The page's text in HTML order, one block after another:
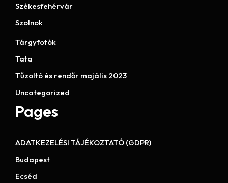
Székesfehérvár
Szolnok
Tárgyfotók
Tata
Tűzoltó és rendőr majális 2023
Uncategorized
Pages
ADATKEZELÉSI TÁJÉKOZTATÓ (GDPR)
Budapest
Ecséd